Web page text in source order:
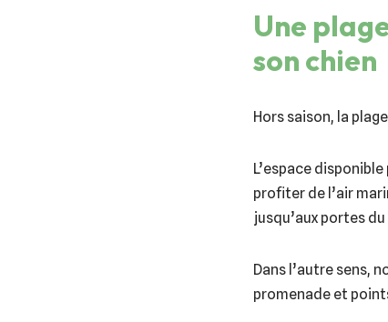
Une
son chien
Hors saison, la
L’espace
profiter de l’air
jusqu’aux portes
Dans l’autre sens,
promenade et